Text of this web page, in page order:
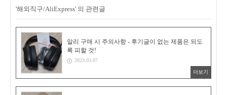
'해외직구/AliExpress' 의 관련글
알리 구매 시 주의사항 - 후기글이 없는 제품은 되도
록 피할 것!
2023.03.07
더보기